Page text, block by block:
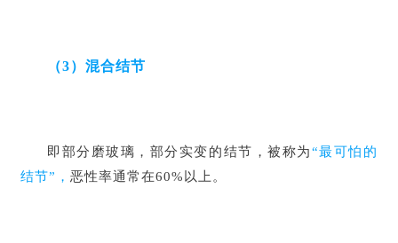
（3）混合结节
即部分磨玻璃，部分实变的结节，被称为“最可怕的
结节”， 恶性率通常在60%以上。